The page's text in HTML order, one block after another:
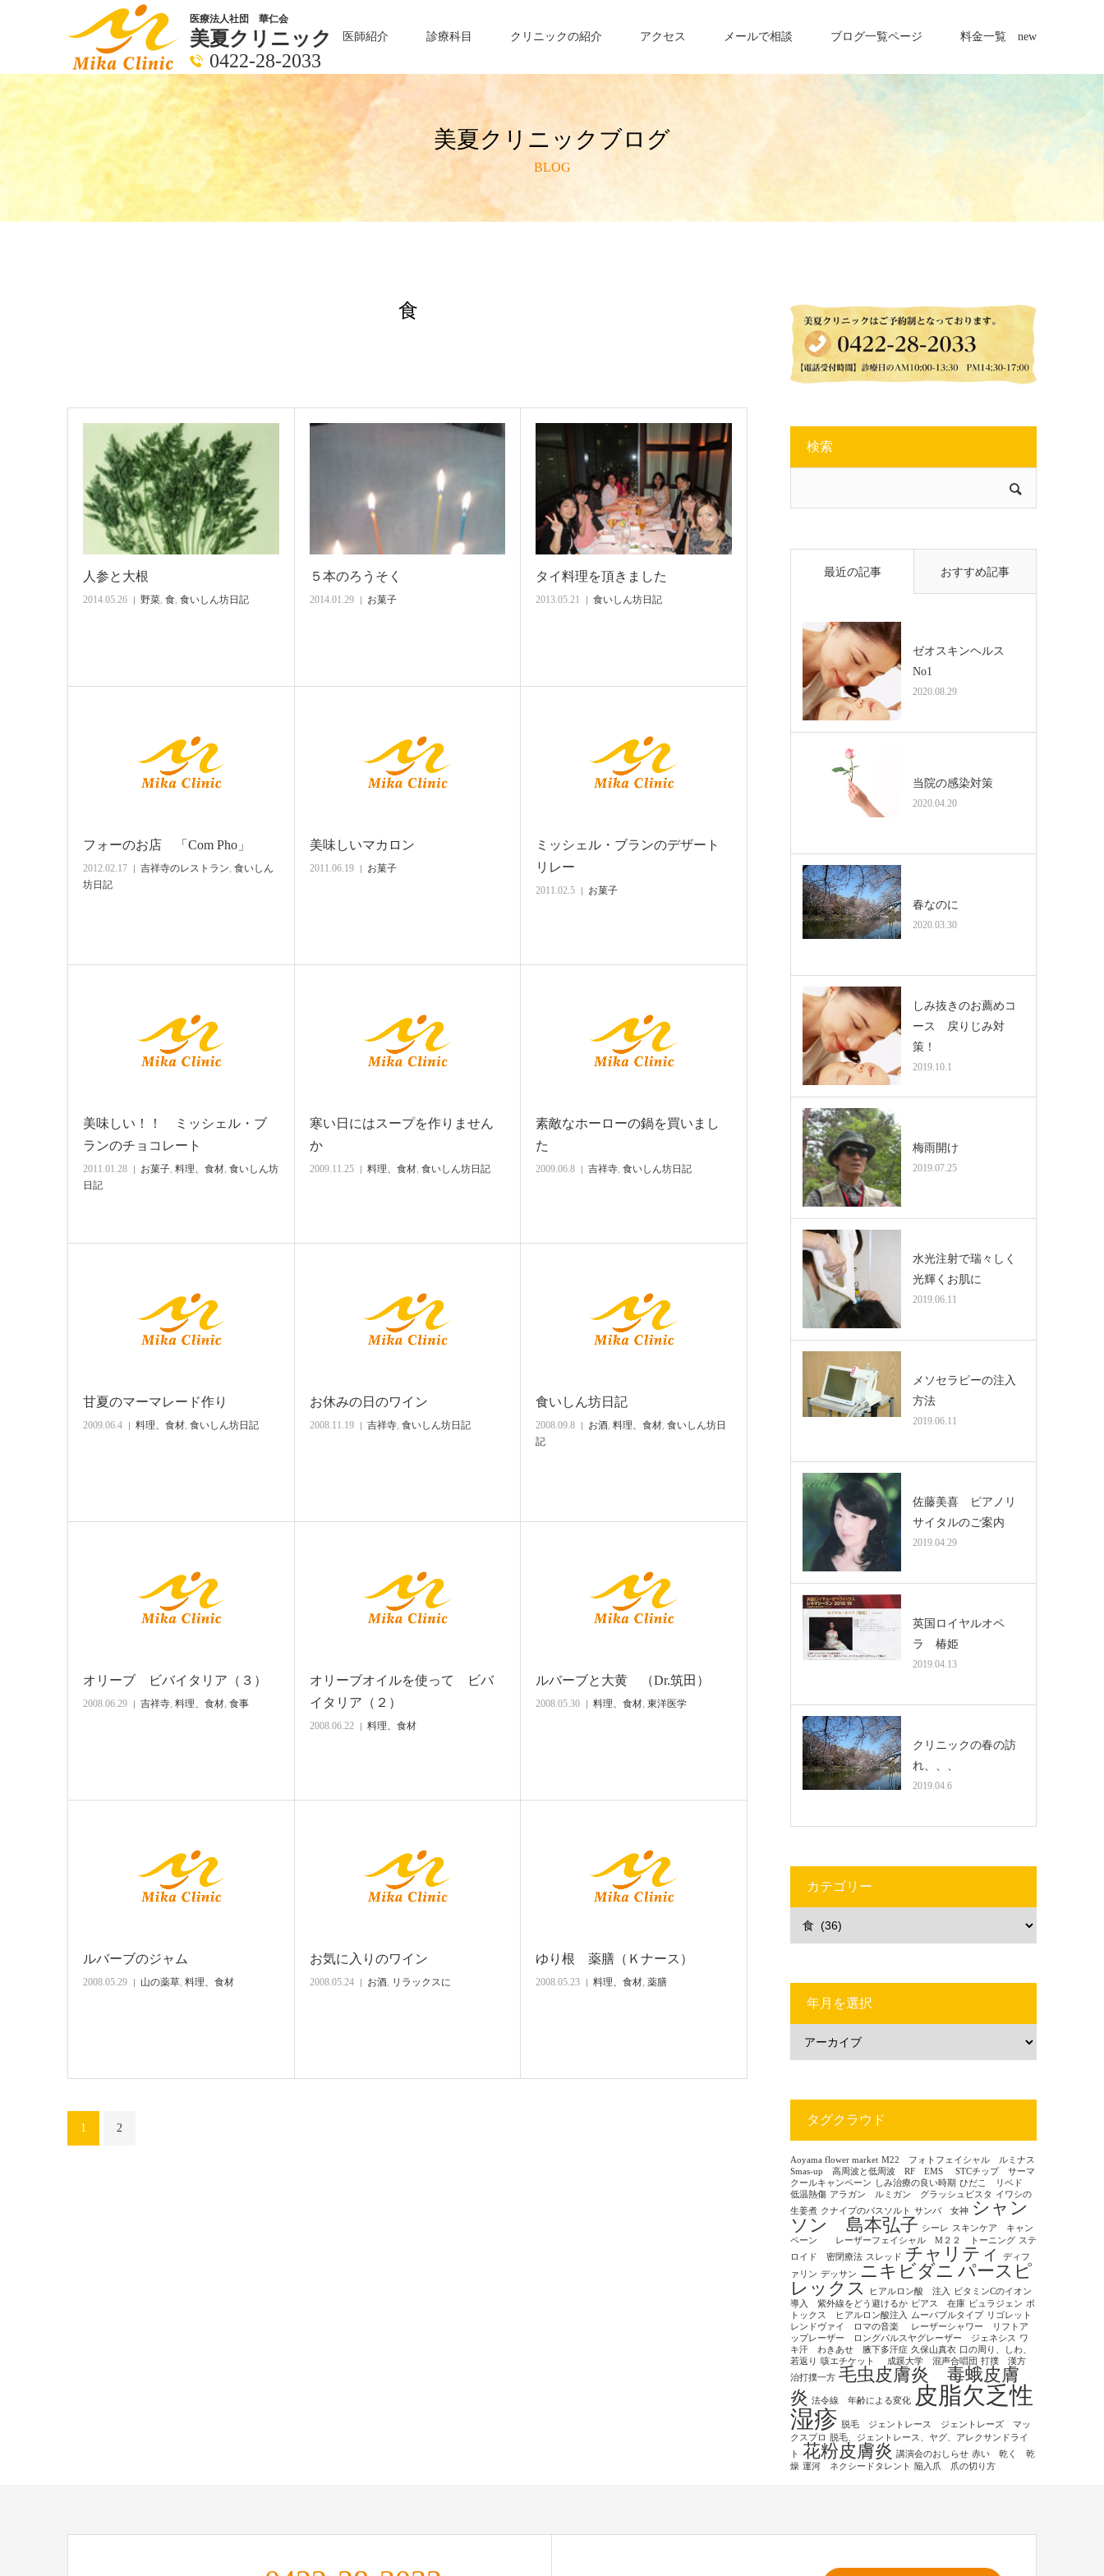
医療法人社団 華仁会
美夏クリニック
0422-28-2033
医師紹介 診療科目 クリニックの紹介 アクセス メールで相談 ブログ一覧ページ 料金一覧 new
美夏クリニックブログ
BLOG
食
人参と大根
2014.05.26 野菜, 食, 食いしん坊日記
５本のろうそく
2014.01.29 お菓子
タイ料理を頂きました
2013.05.21 食いしん坊日記
フォーのお店 「Com Pho」
2012.02.17 吉祥寺のレストラン 食いしん
坊日記
美味しいマカロン
2011.06.19 お菓子
ミッシェル・ブランのデザート
リレー
2011.02.5 お菓子
美味しい！！ ミッシェル・ブ
ランのチョコレート
2011.01.28 お菓子 料理、食材 食いしん坊
日記
寒い日にはスープを作りません
か
2009.11.25 料理、食材, 食いしん坊日記
素敵なホーローの鍋を買いまし
た
2009.06.8 吉祥寺 ,食いしん坊日記
甘夏のマーマレード作り
2009.06.4 料理、食材 食いしん坊日記
お休みの日のワイン
2008.11.19 吉祥寺, 食いしん坊日記
食いしん坊日記
2008.09.8 お酒 ,料理、食材 ,食いしん坊日
記
オリーブ ビバイタリア（３）
2008.06.29 吉祥寺 料理、食材 食事
オリーブオイルを使って ビバ
イタリア（２）
2008.06.22 料理、食材
ルバーブと大黄 （Dr.筑田）
2008.05.30 料理、食材 ,東洋医学
ルバーブのジャム
2008.05.29 山の薬草 料理、食材
お気に入りのワイン
2008.05.24 お酒, リラックスに
ゆり根 薬膳（Ｋナース）
2008.05.23 料理、食材 ,薬膳
1 2
検索
最近の記事 おすすめ記事
ゼオスキンヘルス
No1
2020.08.29
当院の感染対策
2020.04.20
春なのに
2020.03.30
しみ抜きのお薦めコ
ース 戻りじみ対
策！
2019.10.1
梅雨開け
2019.07.25
水光注射で瑞々しく
光輝くお肌に
2019.06.11
メソセラピーの注入
方法
2019.06.11
佐藤美喜 ピアノリ
サイタルのご案内
2019.04.29
英国ロイヤルオペ
ラ 椿姫
2019.04.13
クリニックの春の訪
れ、、、
2019.04.6
カテゴリー
年月を選択
タグクラウド
Aoyama flower market M22 フォトフェイシャル ルミナス
Smas-up 高周波と低周波 RF EMS
STCチップ サーマ
クールキャンペーン
しみ治療の良い時期 ひだこ リベド
低温熱傷 アラガン ルミガン グラッシュビスタ
イワシの
生姜煮 クナイプのバスソルト サンバ 女神 シャン
ソン 島本弘子 シーレ スキンケア キャン
ペーン レーザーフェイシャル M２２ トーニング ステ
ロイド 密閉療法 スレッド チャリティ
ディフ
ァリン デッサン ニキビダニ パースピ
レックス
ヒアルロン酸 注入
ビタミンCのイオン
導入 紫外線をどう避けるか ピアス 在庫 ピュラジェン ボ
トックス ヒアルロン酸注入 ムーバブルタイプ リゴレット
レンドヴァイ ロマの音楽
レーザーシャワー リフトア
ップレーザー ロングパルスヤグレーザー ジェネシス ワ
キ汗 わきあせ 腋下多汗症 久保山真衣 口の周り、しわ、
若返り 咳エチケット 成蹊大学 混声合唱団 打撲 漢方
治打撲一方 毛虫皮膚炎 毒蛾皮膚
炎 法令線 年齢による変化
皮脂欠乏性
湿疹
脱毛 ジェントレース ジェントレーズ マッ
クスプロ
脱毛、ジェントレース、ヤグ、アレクサンドライ
ト 花粉皮膚炎 講演会のおしらせ 赤い 乾く 乾
燥 運河 ネクシードタレント 陥入爪 爪の切り方